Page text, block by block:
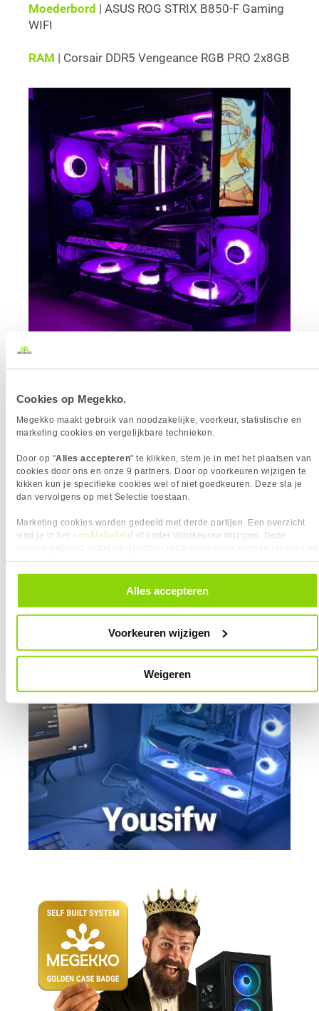
Cookies op Megekko.
Megekko maakt gebruik van noodzakelijke, voorkeur, statistische en
marketing cookies en vergelijkbare technieken.
Door op "Alles accepteren" te klikken, stem je in met het plaatsen van
cookies door ons en onze 9 partners. Door op voorkeuren wijzigen te
kikken kun je specifieke cookies wel of niet goedkeuren. Deze sla je
dan vervolgens op met Selectie toestaan.
Marketing cookies worden gedeeld met derde partijen. Een overzicht
vind je in het cookiebeleid of onder Voorkeuren wijzigen. Deze
alle cookies. Je kunt je gegeven toestemming altijd intrekken, dit doe je
door in de footer van onze website te klikken op ‘Cookievoorkeuren’
Alles accepteren
Voorkeuren wijzigen
Weigeren
Moederbord | ASUS ROG STRIX B850-F Gaming
WIFI
RAM | Corsair DDR5 Vengeance RGB PRO 2x8GB
Koeling
	|
ASUS TUF Gaming LC III 360 ARGB
Power Supply | NZXT C850 PSU
Opslag | Kingston A400 240GB
GENOMINEERDEN